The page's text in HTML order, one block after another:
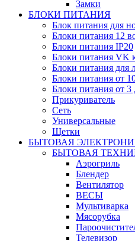
Замки
БЛОКИ ПИТАНИЯ
Блок питания для
Блоки питания 12
Блоки питания IP20
Блоки питания VK
Блоки питания для
Блоки питания от
Блоки питания от 3
Прикуриватель
Сеть
Универсальные
Щетки
БЫТОВАЯ
БЫТОВАЯ
Аэрогриль
Блендер
Вентилятор
ВЕСЫ
Мультиварка
Мясорубка
Телевизор